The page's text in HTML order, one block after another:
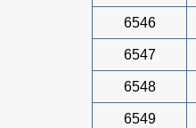
6546
6547
6548
6549